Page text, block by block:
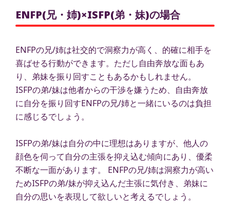
ENFP(兄・姉)×ISFP(弟・妹)の場合
ENFPの兄/姉は社交的で洞察力が高く、的確に相手を
喜ばせる行動ができます。ただし自由奔放な面もあ
り、弟妹を振り回すこともあるかもしれません。
ISFPの弟/妹は他者からの干渉を嫌うため、自由奔放
に自分を振り回すENFPの兄/姉と一緒にいるのは負担
に感じるでしょう。
ISFPの弟/妹は自分の中に理想はありますが、他人の
顔色を伺って自分の主張を抑え込む傾向にあり、優柔
不断な一面があります。 ENFPの兄/姉は洞察力が高い
ためISFPの弟/妹が抑え込んだ主張に気付き、弟妹に
自分の思いを表現して欲しいと考えるでしょう。